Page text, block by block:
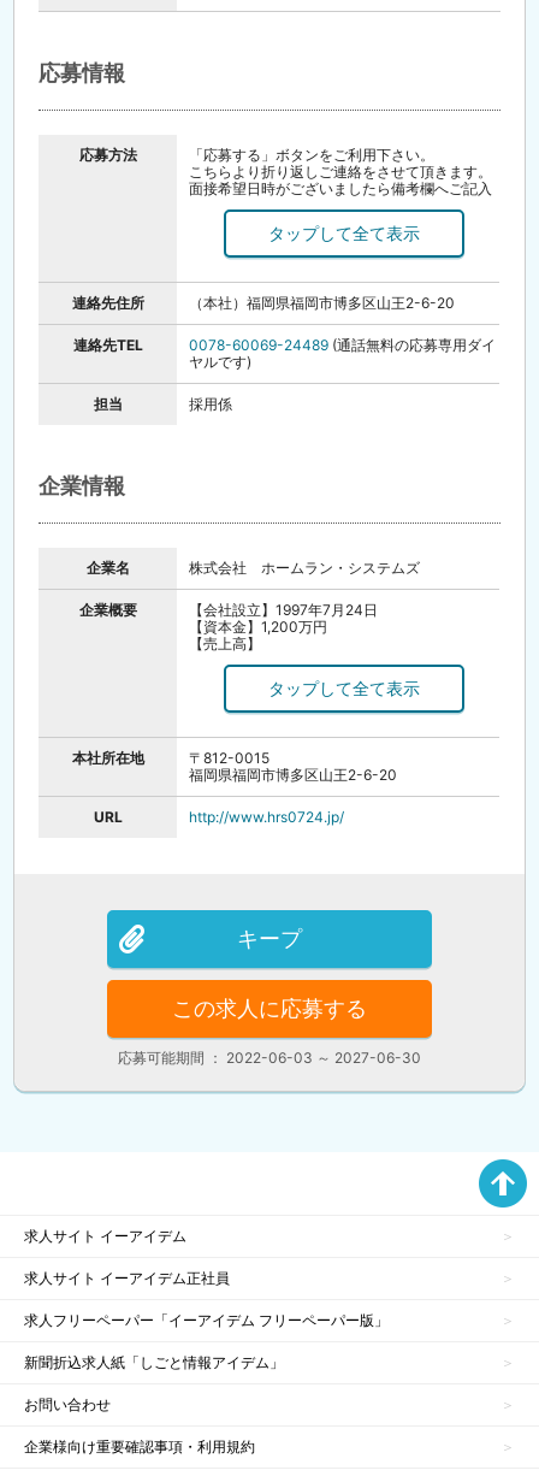
応募情報
応募方法
「応募する」ボタンをご利用下さい。
こちらより折り返しご連絡をさせて頂きます。
面接希望日時がございましたら備考欄へご記入
お電話でのご応募もお待ちしております。
面接時には履歴書（写真貼付）をご持参下さ
※下記電話番号に繋がらない場合は、
（本社／福岡）092-433-6160 へお電話くだ
さい。
連絡先住所 （本社）福岡県福岡市博多区山王2-6-20
連絡先TEL 0078-60069-24489 (通話無料の応募専用ダイ
ヤルです)
担当 採用係
企業情報
企業名 株式会社 ホームラン・システムズ
企業概要
【会社設立】1997年7月24日
【資本金】1,200万円
【売上高】
47億3,600万円（2016年6月期）
49億3,300万円（2017年6月期）
【従業員】827名（2017年9月現在）
川、千葉、静岡、茨城、山形、大阪
【事業内容】
給食業務の受託、食材の一括供給、厨房施設の
設計施工、厨房機器の販売
本社所在地
〒812-0015
福岡県福岡市博多区山王2-6-20
URL http://www.hrs0724.jp/
キープ
この求人に応募する
応募可能期間 ： 2022-06-03 ～ 2027-06-30
求人サイト イーアイデム
求人サイト イーアイデム正社員
求人フリーペーパー「イーアイデム フリーペーパー版」
新聞折込求人紙「しごと情報アイデム」
お問い合わせ
企業様向け重要確認事項・利用規約